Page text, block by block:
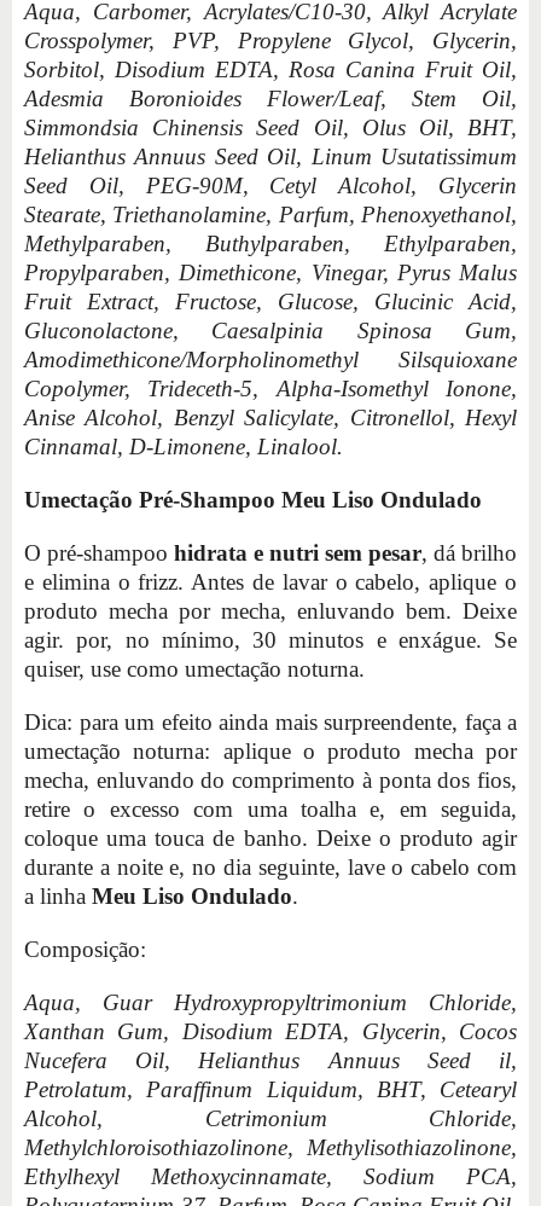
Aqua, Carbomer, Acrylates/C10-30, Alkyl Acrylate
Crosspolymer, PVP, Propylene Glycol, Glycerin,
Sorbitol, Disodium EDTA, Rosa Canina Fruit Oil,
Adesmia Boronioides Flower/Leaf, Stem Oil,
Simmondsia Chinensis Seed Oil, Olus Oil, BHT,
Helianthus Annuus Seed Oil, Linum Usutatissimum
Seed Oil, PEG-90M, Cetyl Alcohol, Glycerin
Stearate, Triethanolamine, Parfum, Phenoxyethanol,
Methylparaben, Buthylparaben, Ethylparaben,
Propylparaben, Dimethicone, Vinegar, Pyrus Malus
Fruit Extract, Fructose, Glucose, Glucinic Acid,
Gluconolactone, Caesalpinia Spinosa Gum,
Amodimethicone/Morpholinomethyl Silsquioxane
Copolymer, Trideceth-5, Alpha-Isomethyl Ionone,
Anise Alcohol, Benzyl Salicylate, Citronellol, Hexyl
Cinnamal, D-Limonene, Linalool.
Umectação Pré-Shampoo Meu Liso Ondulado
O pré-shampoo hidrata e nutri sem pesar, dá brilho
e elimina o frizz. Antes de lavar o cabelo, aplique o
produto mecha por mecha, enluvando bem. Deixe
agir. por, no mínimo, 30 minutos e enxágue. Se
quiser, use como umectação noturna.
Dica: para um efeito ainda mais surpreendente, faça a
umectação noturna: aplique o produto mecha por
mecha, enluvando do comprimento à ponta dos fios,
retire o excesso com uma toalha e, em seguida,
coloque uma touca de banho. Deixe o produto agir
durante a noite e, no dia seguinte, lave o cabelo com
a linha Meu Liso Ondulado.
Composição:
Aqua, Guar Hydroxypropyltrimonium Chloride,
Xanthan Gum, Disodium EDTA, Glycerin, Cocos
Nucefera Oil, Helianthus Annuus Seed il,
Petrolatum, Paraffinum Liquidum, BHT, Cetearyl
Alcohol, Cetrimonium Chloride,
Methylchloroisothiazolinone, Methylisothiazolinone,
Ethylhexyl Methoxycinnamate, Sodium PCA,